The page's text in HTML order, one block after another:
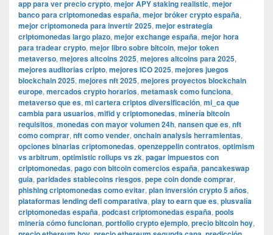
app para ver precio crypto, mejor APY staking realistic, mejor
banco para criptomonedas españa, mejor bróker crypto españa,
mejor criptomoneda para invertir 2025, mejor estrategia
criptomonedas largo plazo, mejor exchange españa, mejor hora
para tradear crypto, mejor libro sobre bitcoin, mejor token
metaverso, mejores altcoins 2025, mejores altcoins para 2025,
mejores auditorias cripto, mejores ICO 2025, mejores juegos
blockchain 2025, mejores nft 2025, mejores proyectos blockchain
europe, mercados crypto horarios, metamask como funciona,
metaverso que es, mi cartera criptos diversificación, mi_ca que
cambia para usuarios, mifid y criptomonedas, minería bitcoin
requisitos, monedas con mayor volumen 24h, nansen que es, nft
como comprar, nft como vender, onchain analysis herramientas,
opciones binarias criptomonedas, openzeppelin contratos, optimism
vs arbitrum, optimistic rollups vs zk, pagar impuestos con
criptomonedas, pago con bitcoin comercios españa, pancakeswap
guia, paridades stablecoins riesgos, pepe coin donde comprar,
phishing criptomonedas como evitar, plan inversión crypto 5 años,
plataformas lending defi comparativa, play to earn que es, plusvalía
criptomonedas españa, podcast criptomonedas españa, pools
minería cómo funcionan, portfolio crypto ejemplo, precio bitcoin hoy,